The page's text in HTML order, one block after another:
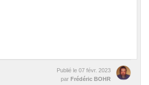
Publié le 07 févr. 2023
par Frédéric BOHR